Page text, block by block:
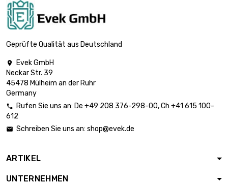
Länge : 0.02 Meter
Durchmesser : 0.5mm
Durchmesser : 0.5mm
0,83 €
Durchmesser : 0.5mm
Geprüfte Qualität aus Deutschland

Evek GmbH
Neckar Str. 39
45478 Mülheim an der Ruhr
Germany
 Rufen Sie uns an: De +49 208 376-298-00, Ch +41 615 100-
612
 Schreiben Sie uns an: shop@evek.de
ARTIKEL
UNTERNEHMEN